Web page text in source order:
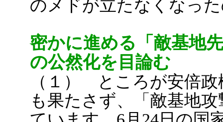
のメドが立たなくなっ
密かに進める「敵基地
の公然化を目論む
（１） ところが安倍
も果たさず、「敵基地